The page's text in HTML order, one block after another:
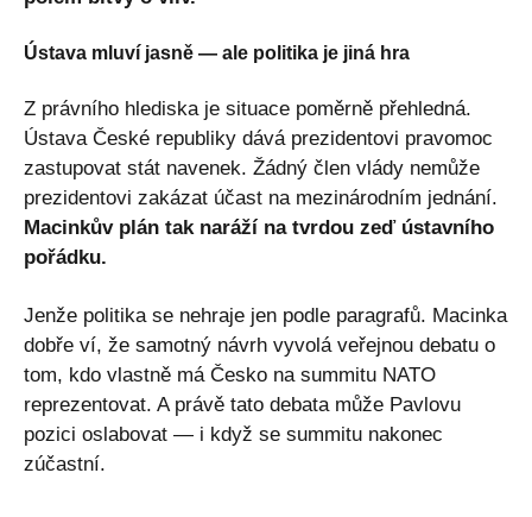
Ústava mluví jasně — ale politika je jiná hra
Z právního hlediska je situace poměrně přehledná.
Ústava České republiky dává prezidentovi pravomoc
zastupovat stát navenek. Žádný člen vlády nemůže
prezidentovi zakázat účast na mezinárodním jednání.
Macinkův plán tak naráží na tvrdou zeď ústavního
pořádku.
Jenže politika se nehraje jen podle paragrafů. Macinka
dobře ví, že samotný návrh vyvolá veřejnou debatu o
tom, kdo vlastně má Česko na summitu NATO
reprezentovat. A právě tato debata může Pavlovu
pozici oslabovat — i když se summitu nakonec
zúčastní.